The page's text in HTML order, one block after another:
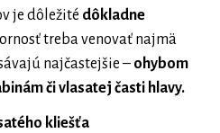
je dôležité dôkladne
treba venovať najmä
najčastejšie – ohybom
či vlasatej časti hlavy.
kliešťa